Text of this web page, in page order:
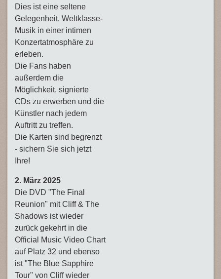
Dies ist eine seltene
Gelegenheit, Weltklasse-
Musik in einer intimen
Konzertatmosphäre zu
erleben.
Die Fans haben
außerdem die
Möglichkeit, signierte
CDs zu erwerben und die
Künstler nach jedem
Auftritt zu treffen.
Die Karten sind begrenzt
- sichern Sie sich jetzt
Ihre!
2. März 2025
Die DVD "The Final
Reunion" mit Cliff & The
Shadows ist wieder
zurück gekehrt in die
Official Music Video Chart
auf Platz 32 und ebenso
ist "The Blue Sapphire
Tour" von Cliff wieder